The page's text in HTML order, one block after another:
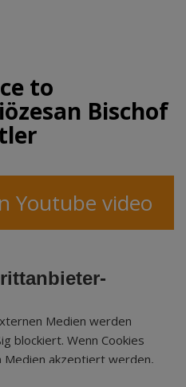
to
Bischof
Youtube video
Medien werden
blockiert. Wenn Cookies
Medien akzeptiert werden,